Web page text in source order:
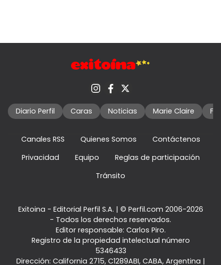
Diario Perfil Caras Noticias Marie Claire
Canales RSS Quienes Somos
Contáctenos
Privacidad
Equipo
Reglas de participación
Tránsito
Exitoina - Editorial Perfil S.A. | © Perfil.com 2006-2026
- Todos los derechos reservados.
Editor responsable: Carlos Piro.
Registro de la propiedad intelectual número
5346433
Dirección: California 2715, C1289ABI, CABA, Argentina |